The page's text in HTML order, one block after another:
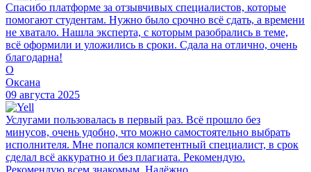
Спасибо платформе за отзывчивых специалистов, которые
помогают студентам. Нужно было срочно всё сдать, а времени
не хватало. Нашла эксперта, с которым разобрались в теме,
всё оформили и уложились в сроки. Сдала на отлично, очень
благодарна!
О
Оксана
09 августа 2025
Услугами пользовалась в первый раз. Всё прошло без
минусов, очень удобно, что можно самостоятельно выбрать
исполнителя. Мне попался компетентный специалист, в срок
сделал всё аккуратно и без плагиата. Рекомендую.
Рекомендую всем знакомым. Надёжно.